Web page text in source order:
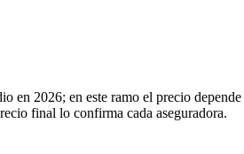
en 2026; en este ramo el precio
final lo confirma cada aseguradora.